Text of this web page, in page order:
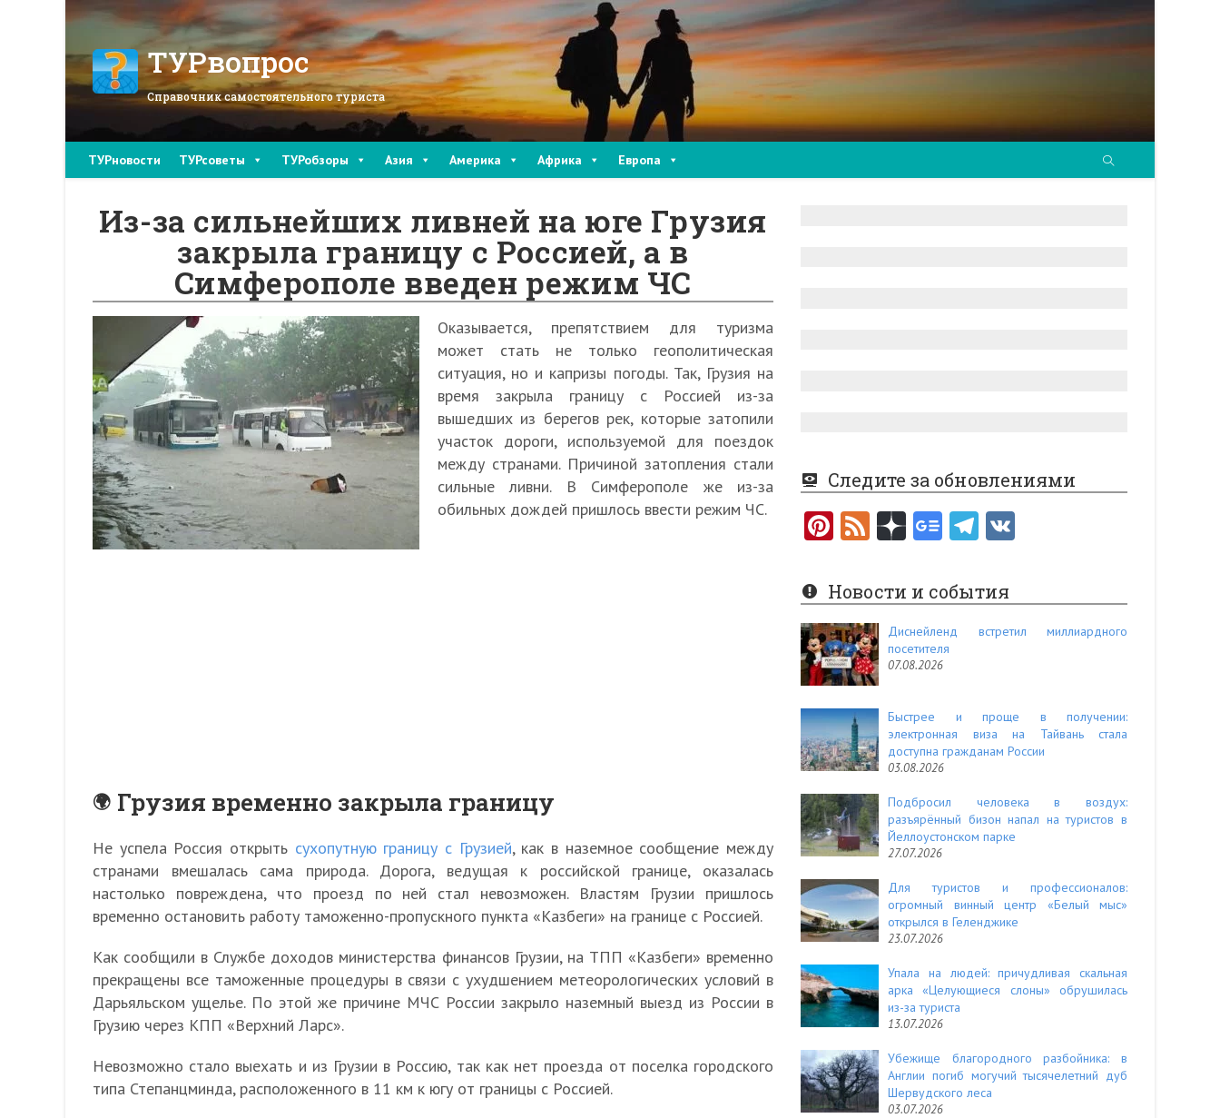
ТУРвопрос
Справочник самостоятельного туриста
ТУРновости ТУРсоветы ТУРобзоры Азия Америка Африка Европа
Из-за сильнейших ливней на юге Грузия
закрыла границу с Россией, а в
Симферополе введен режим ЧС
Оказывается, препятствием для туризма
может стать не только геополитическая
ситуация, но и капризы погоды. Так, Грузия на
время закрыла границу с Россией из-за
вышедших из берегов рек, которые затопили
участок дороги, используемой для поездок
между странами. Причиной затопления стали
сильные ливни. В Симферополе же из-за
обильных дождей пришлось ввести режим ЧС.
Грузия временно закрыла границу
Не успела Россия открыть сухопутную границу с Грузией, как в наземное сообщение между
странами вмешалась сама природа. Дорога, ведущая к российской границе, оказалась
настолько повреждена, что проезд по ней стал невозможен. Властям Грузии пришлось
временно остановить работу таможенно-пропускного пункта «Казбеги» на границе с Россией.
Как сообщили в Службе доходов министерства финансов Грузии, на ТПП «Казбеги» временно
прекращены все таможенные процедуры в связи с ухудшением метеорологических условий в
Дарьяльском ущелье. По этой же причине МЧС России закрыло наземный выезд из России в
Грузию через КПП «Верхний Ларс».
Невозможно стало выехать и из Грузии в Россию, так как нет проезда от поселка городского
типа Степанцминда, расположенного в 11 км к югу от границы с Россией.
Следите за обновлениями
Pi
er
es
t
F
e
d
Новости и события
Диснейленд встретил миллиардного
посетителя
07.08.2026
Быстрее и проще в получении:
электронная виза на Тайвань стала
доступна гражданам России
03.08.2026
Подбросил человека в воздух:
разъярённый бизон напал на туристов в
Йеллоустонском парке
27.07.2026
Для туристов и профессионалов:
огромный винный центр «Белый мыс»
открылся в Геленджике
23.07.2026
Упала на людей: причудливая скальная
арка «Целующиеся слоны» обрушилась
из-за туриста
13.07.2026
Убежище благородного разбойника: в
Англии погиб могучий тысячелетний дуб
Шервудского леса
03.07.2026